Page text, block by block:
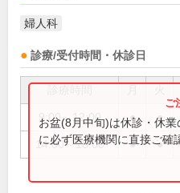
婦人科
診療/受付時間・休診日
9:00～12:00 ● ●
14:00～18:00 ● ●
お盆(8月中旬)は休診・休
に必ず医療機関に直接ご確